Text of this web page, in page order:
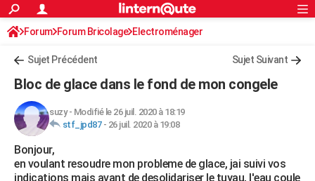
ACTUALITÉS
Politique
Société
Faits Divers
Education
Monde
Villes
+
FINANCE
Retraite
Impôts
Epargne
Immobilier
Risques naturels par ville
Banque
Assurance
Crédit
AUTO
Essais
Réserver un essai
Citadines
Berlines
SUV
Forum auto
+HIGH-TECH
S'inscrire
Connexion
Forum Forum Bricolage Electroménager
Sujet Précédent Sujet Suivant
Bloc de glace dans le fond de mon congele
suzy- Modifié le 26 juil. 2020 à 18:19
stf_jpd87- 26 juil. 2020 à 19:08
Bonjour,
en voulant resoudre mon probleme de glace, jai suivi vos
indications mais avant de desolidariser le tuyau, l'eau coule